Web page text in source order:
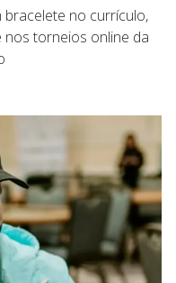
no currículo,
torneios online da